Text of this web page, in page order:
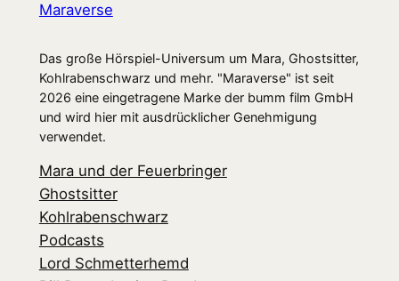
Maraverse
Das große Hörspiel-Universum um Mara, Ghostsitter,
Kohlrabenschwarz und mehr. "Maraverse" ist seit
2026 eine eingetragene Marke der bumm film GmbH
und wird hier mit ausdrücklicher Genehmigung
verwendet.
Mara und der Feuerbringer
Ghostsitter
Kohlrabenschwarz
Podcasts
Lord Schmetterhemd